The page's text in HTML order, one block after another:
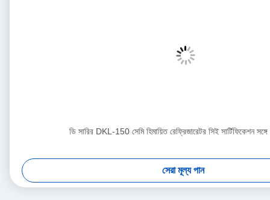
ডি সারির DKL-150 সেমি হিমায়িত রেফ্রিজারেটর সিই সার্টিফিকেশন
সেরা মূল্য পান